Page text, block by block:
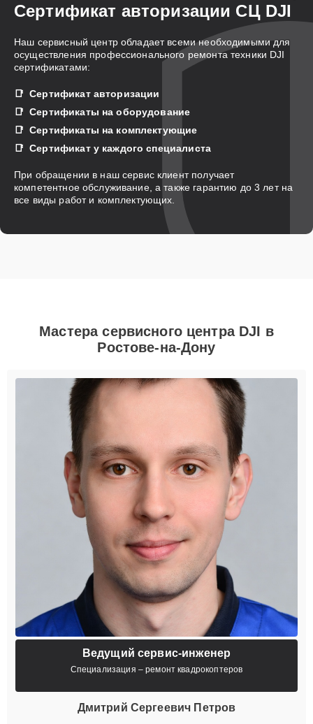
Сертификат авторизации СЦ DJI
Наш сервисный центр обладает всеми необходимыми для
осуществления профессионального ремонта техники DJI
сертификатами:
Сертификат авторизации
Сертификаты на оборудование
Сертификаты на комплектующие
Сертификат у каждого специалиста
При обращении в наш сервис клиент получает
компетентное обслуживание, а также гарантию до 3 лет на
все виды работ и комплектующих.
Мастера сервисного центра DJI в
Ростове-на-Дону
Ведущий сервис-инженер
Специализация – ремонт квадрокоптеров
Дмитрий Сергеевич Петров